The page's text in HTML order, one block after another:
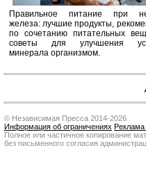
Правильное питание при
железа: лучшие продукты,
по сочетанию питательных
советы для улучшения
минерала организмом.
© Независимая Пресса 2014-2026
Информация об ограничениях Реклама
Полное или частичное копирование
без письменного согласия